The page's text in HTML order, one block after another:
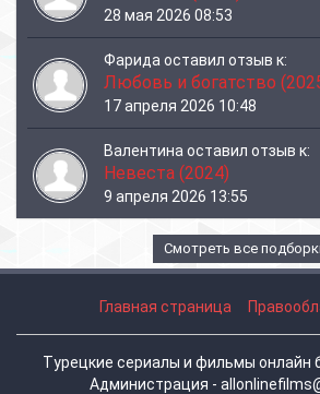
28 мая 2026 08:53
Фарида оставил отзыв к:
Любовь и богатство
17 апреля 2026 10:48
Валентина оставил отзыв к:
Невеста (2024)
9 апреля 2026 13:55
Смотреть все
Главная страница
Турецкие сериалы и фильмы онлайн
Администрация -